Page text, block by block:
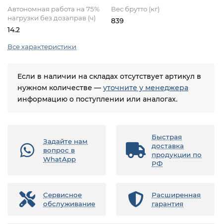
Автономная работа на 75%
нагрузки без дозаправ (ч)
14.2
Вес брутто (кг)
839
Все характеристики
Если в наличии на складах отсутствует артикул в
нужном количестве — уточните у менеджера
информацию о поступлении или аналогах.
Задайте нам
вопрос в
WhatApp
Быстрая
доставка
продукции по
РФ
Сервисное
обслуживание
Расширенная
гарантия